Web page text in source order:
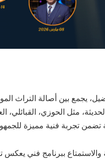
يجمع بين أصالة التراث
مثل الحوزي، القبائلي،
تضمن تجربة فنية مميزة
ببرنامج فني يعكس